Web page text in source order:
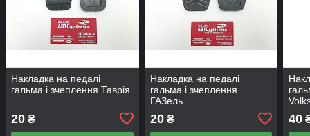
Накладка на педалі
гальма і зчеплення Таврія
20 ₴
Накладка на педалі
гальма і зчеплення
ГАЗель
20₴ 40